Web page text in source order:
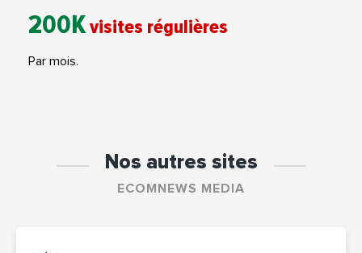
200Kvisites régulières
Par mois.
Nos autres sites
ECOMNEWS MEDIA